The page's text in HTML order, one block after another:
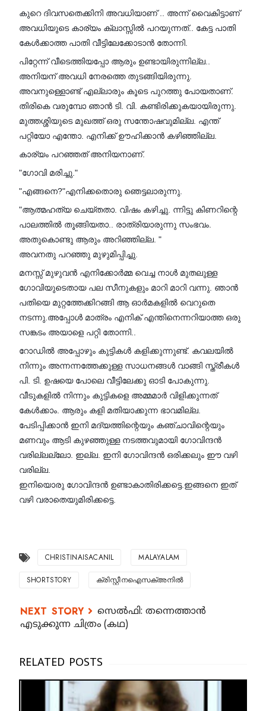
കുറെ ദിവസതെക്കിനി അവധിയാണ്‌ .. അന്ന് വൈകിട്ടാണ്
അവധിയുടെ കാര്യം ക്ലാസ്സിൽ പറയുന്നത്.. കേട്ട പാതി
കേൾക്കാത്ത പാതി വീട്ടിലേക്കോടാൻ തോന്നി.
പിറ്റേന്ന് വീടെത്തിയപ്പോ ആരും ഉണ്ടായിരുന്നില്ല..
അനിയന് അവധി നേരത്തെ തുടങ്ങിയിരുന്നു.
അവനുള്ളൊണ്ട് എല്ലാരും കൂടെ പുറത്തു പോയതാണ്.
തിരികെ വരുമ്പോ ഞാൻ ടി. വി. കണ്ടിരിക്കുകയായിരുന്നു.
മുത്തശ്ശിയുടെ മുഖത്ത് ഒരു സന്തോഷവുമില്ല. എന്ത്
പറ്റിയോ എന്തോ. എനിക്ക് ഊഹിക്കാൻ കഴിഞ്ഞില്ല.
കാര്യം പറഞ്ഞത് അനിയനാണ്.
"ഗോവി മരിച്ചു."
"എങ്ങനെ?"എനിക്കതൊരു ഞെട്ടലാരുന്നു.
"ആത്മഹത്യ ചെയ്തതാ. വിഷം കഴിച്ചു. ന്നിട്ടു കിണറിന്റെ
പാലത്തിൽ തൂങ്ങിയതാ.. രാത്രിയാരുന്നു സംഭവം.
അതുകൊണ്ടു ആരും അറിഞ്ഞില്ല. "
അവനതു പറഞ്ഞു മുഴുമിപ്പിച്ചു.
മനസ്സ് മുഴുവൻ എനിക്കോർമ്മ വെച്ച നാൾ മുതലുള്ള
ഗോവിയുടെതായ പല സീനുകളും മാറി മാറി വന്നു. ഞാൻ
പതിയെ മുറ്റത്തേക്കിറങ്ങി ആ ഓർമകളിൽ വെറുതെ
നടന്നു.അപ്പോൾ മാത്രം എനിക് എന്തിനെന്നറിയാത്ത ഒരു
സങ്കടം അയാളെ പറ്റി തോന്നി..
റോഡിൽ അപ്പോഴും കുട്ടികൾ കളിക്കുന്നുണ്ട്. കവലയിൽ
നിന്നും അന്നന്നത്തേക്കുള്ള സാധനങ്ങൾ വാങ്ങി സ്ത്രീകൾ
പി. ടി. ഉഷയെ പോലെ വീട്ടിലേക്കു ഓടി പോകുന്നു.
വീടുകളിൽ നിന്നും കുട്ടികളെ അമ്മമാർ വിളിക്കുന്നത്
കേൾക്കാം. ആരും കളി മതിയാക്കുന്ന ഭാവമില്ല.
പേടിപ്പിക്കാൻ ഇനി മദ്യത്തിന്റെയും കഞ്ചാവിന്റെയും
മണവും ആടി കുഴഞ്ഞുള്ള നടത്തവുമായി ഗോവിന്ദൻ
വരില്ലല്ലോ. ഇല്ല. ഇനി ഗോവിന്ദൻ ഒരിക്കലും ഈ വഴി
വരില്ല.
ഇനിയൊരു ഗോവിന്ദൻ ഉണ്ടാകാതിരിക്കട്ടെ.ഇങ്ങനെ ഇത്
വഴി വരാതെയുമിരിക്കട്ടെ.
CHRISTINAISACANIL MALAYALAM
SHORTSTORY ക്രിസ്റ്റീനഐസക്അനിൽ
സെൽഫി: തന്നെത്താൻ
എടുക്കുന്ന ചിത്രം (കഥ)